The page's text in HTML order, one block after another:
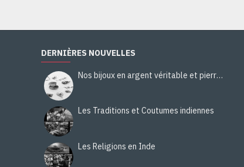
DERNIÈRES NOUVELLES
Nos bijoux en argent véritable et pierres naturelles
Les Traditions et Coutumes indiennes
Les Religions en Inde